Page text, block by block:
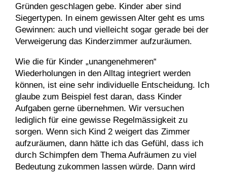
Gründen geschlagen gebe. Kinder aber sind
Siegertypen. In einem gewissen Alter geht es ums
Gewinnen: auch und vielleicht sogar gerade bei der
Verweigerung das Kinderzimmer aufzuräumen.
Wie die für Kinder „unangenehmeren“
Wiederholungen in den Alltag integriert werden
können, ist eine sehr individuelle Entscheidung. Ich
glaube zum Beispiel fest daran, dass Kinder
Aufgaben gerne übernehmen. Wir versuchen
lediglich für eine gewisse Regelmässigkeit zu
sorgen. Wenn sich Kind 2 weigert das Zimmer
aufzuräumen, dann hätte ich das Gefühl, dass ich
durch Schimpfen dem Thema Aufräumen zu viel
Bedeutung zukommen lassen würde. Dann wird